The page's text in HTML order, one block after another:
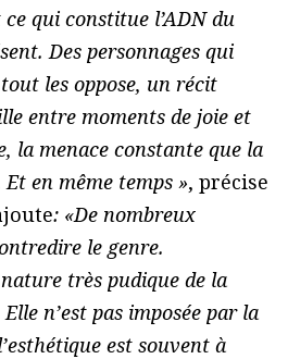
ce qui constitue l’ADN du
Des personnages qui
les oppose, un récit
entre moments de joie et
la menace constante que la
Et en même temps », précise
: «De nombreux
le genre.
très pudique de la
n’est pas imposée par la
est souvent à